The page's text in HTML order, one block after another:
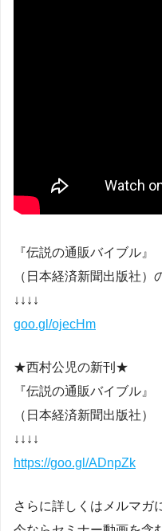
『伝説の通販バイブル』
（日本経済新聞出版社）
↓↓↓↓
goo.gl/ojecHm
★西村公児の新刊★
『伝説の通販バイブル』
（日本経済新聞出版社）
↓↓↓↓
https://goo.gl/ADnpZk
さらに詳しくはメルマガ